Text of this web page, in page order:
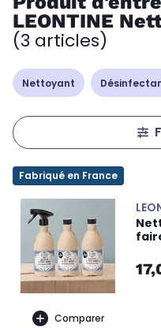
LEONTINE
(3 articles)
Nettoyant
Fabriqué en France
Comparer